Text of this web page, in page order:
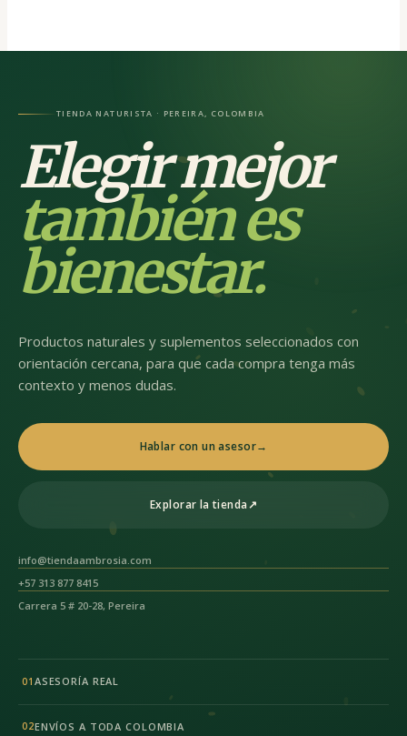
TIENDA NATURISTA · PEREIRA, COLOMBIA
Elegir mejor
también es
bienestar.
Productos naturales y suplementos seleccionados con
orientación cercana, para que cada compra tenga más
contexto y menos dudas.
Hablar con un asesor→
Explorar la tienda↗
info@tiendaambrosia.com
+57 313 877 8415
Carrera 5 # 20-28, Pereira
01 ASESORÍA REAL
02ENVÍOS A TODA COLOMBIA